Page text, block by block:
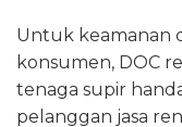
Untuk keamanan
konsumen, DOC
tenaga supir
pelanggan jasa